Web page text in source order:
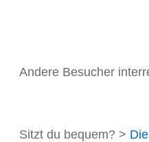
Andere Besucher
Sitzt du bequem? >